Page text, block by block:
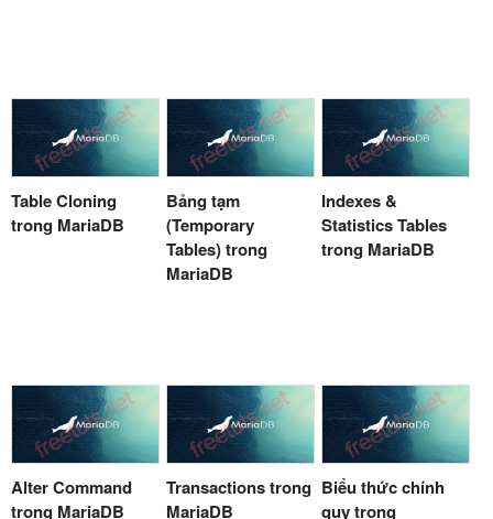
Table Cloning
trong MariaDB
Bảng tạm
(Temporary
Tables) trong
MariaDB
Indexes &
Statistics Tables
trong MariaDB
Alter Command
trong MariaDB
Transactions trong
MariaDB
Biểu thức chính
quy trong